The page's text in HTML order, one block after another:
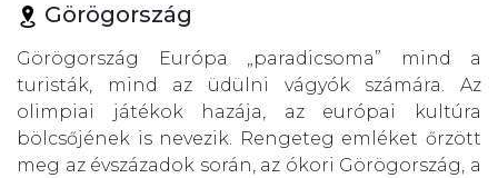
Görögország
Görögország Európa „paradicsoma” mind a
turisták, mind az üdülni vágyók számára. Az
olimpiai játékok hazája, az európai kultúra
bölcsőjének is nevezik. Rengeteg emléket őrzött
meg az évszázadok során, az ókori Görögország, a